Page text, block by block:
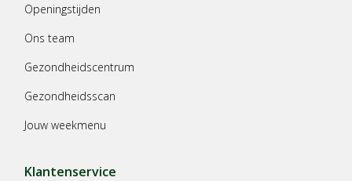
Openingstijden
Ons team
Gezondheidscentrum
Gezondheidsscan
Jouw weekmenu
Klantenservice